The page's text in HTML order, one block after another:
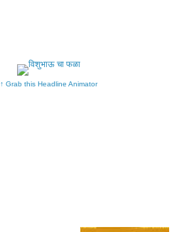
↑ Grab this Headline Animator